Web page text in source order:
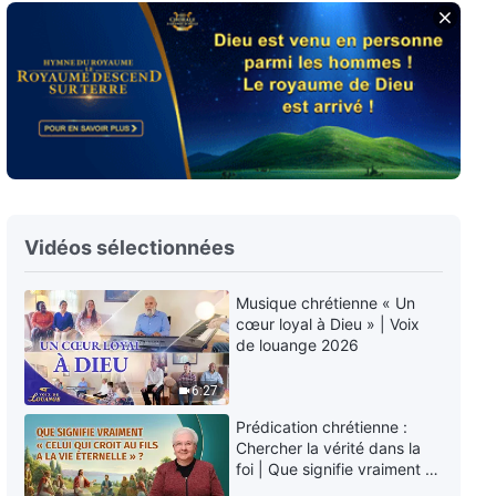
17:06
Paroles de Dieu quotidiennes :
Connaître Dieu | Extrait 10
Paroles de Dieu quotidiennes :
Connaître Dieu | Extrait 11
7:09
Paroles de Dieu quotidiennes :
11:24
Paroles de Dieu quotidiennes :
Connaître Dieu | Extrait 13
Vidéos sélectionnées
6:27
Musique chrétienne « Un
cœur loyal à Dieu » | Voix
de louange 2026
Prédication chrétienne :
Chercher la vérité dans la
foi | Que signifie vraiment «